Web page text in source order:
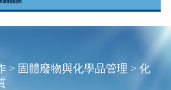
> 固體廢物與化學品管理 > 化